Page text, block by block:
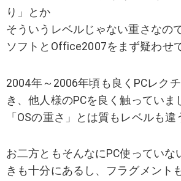
り」とか
そういうレベルじゃない重さなの
ソフトとOffice2007をまず疑わせ
2004年～2006年頃も良くPCレク
き、他人様のPCを良く触っていま
「OSの重さ」とは質もレベルも違
お二方ともそんなにPC使っていな
きも十分にあるし、フラグメント